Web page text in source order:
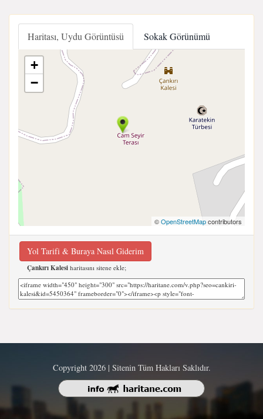
Haritası, Uydu Görüntüsü Sokak Görünümü
+
−
©OpenStreetMapcontributors
Yol Tarifi & Buraya Nasıl Giderim
Çankırı Kalesi haritasını sitene ekle;
Copyright 2026 | Sitenin Tüm Hakları Saklıdır.